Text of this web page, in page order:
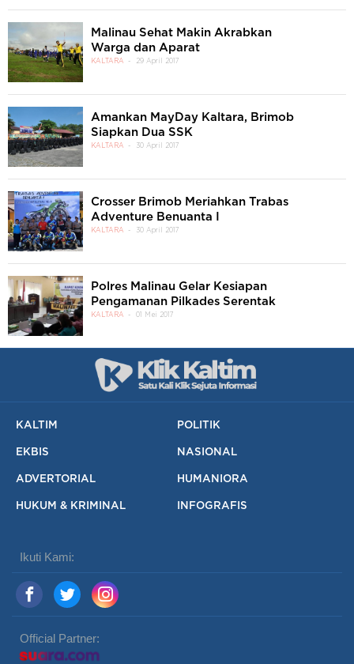
Malinau Sehat Makin Akrabkan
Warga dan Aparat
KALTARA 29 April 2017
Amankan MayDay Kaltara, Brimob
Siapkan Dua SSK
KALTARA 30 April 2017
Crosser Brimob Meriahkan Trabas
Adventure Benuanta I
KALTARA 30 April 2017
Polres Malinau Gelar Kesiapan
Pengamanan Pilkades Serentak
KALTARA 01 Mei 2017
KALTIM POLITIK
EKBIS NASIONAL
ADVERTORIAL HUMANIORA
HUKUM & KRIMINAL INFOGRAFIS
Ikuti Kami:
Official Partner: